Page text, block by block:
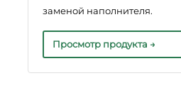
заменой наполнителя.
Просмотр продукта →